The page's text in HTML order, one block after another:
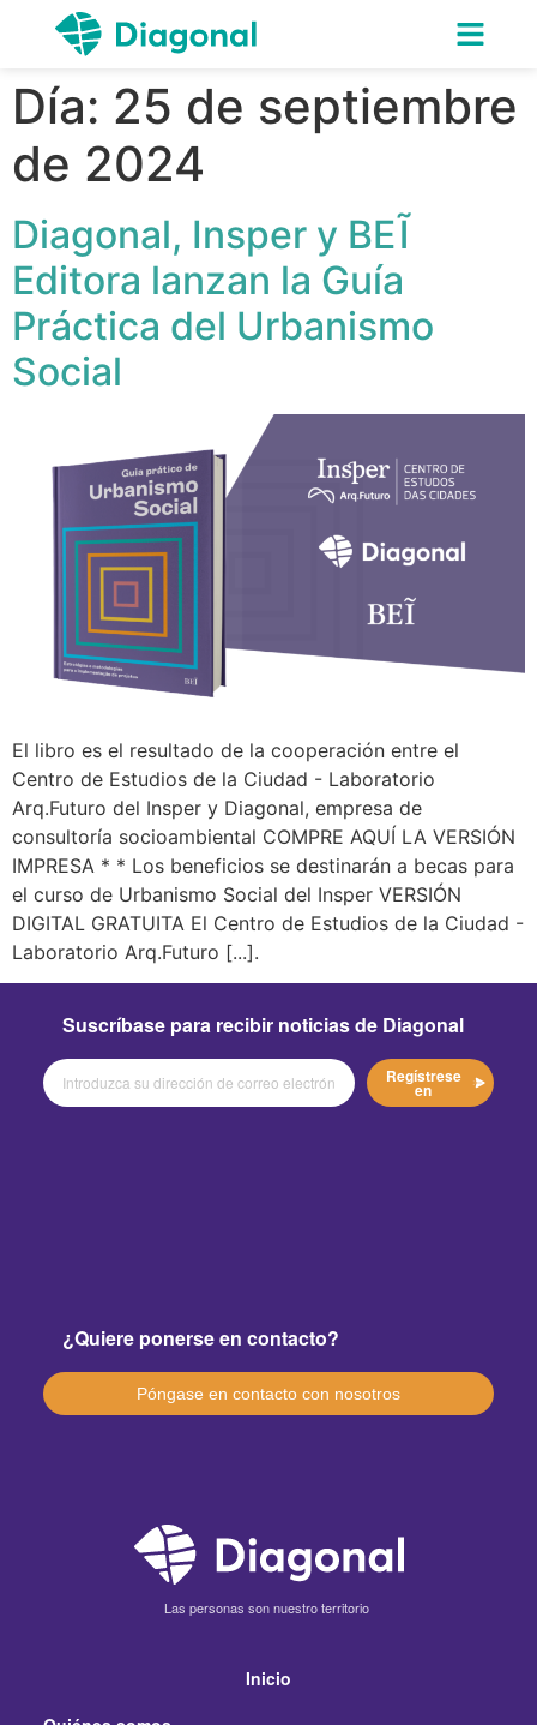
Día: 25 de septiembre
de 2024
Diagonal, Insper y BEĨ
Editora lanzan la Guía
Práctica del Urbanismo
Social
El libro es el resultado de la cooperación entre el
Centro de Estudios de la Ciudad - Laboratorio
Arq.Futuro del Insper y Diagonal, empresa de
consultoría socioambiental COMPRE AQUÍ LA VERSIÓN
IMPRESA * * Los beneficios se destinarán a becas para
el curso de Urbanismo Social del Insper VERSIÓN
DIGITAL GRATUITA El Centro de Estudios de la Ciudad -
Laboratorio Arq.Futuro [...].
Suscríbase para recibir noticias de Diagonal
Regístrese
en
¿Quiere ponerse en contacto?
Póngase en contacto con nosotros
Las personas son nuestro territorio
Inicio